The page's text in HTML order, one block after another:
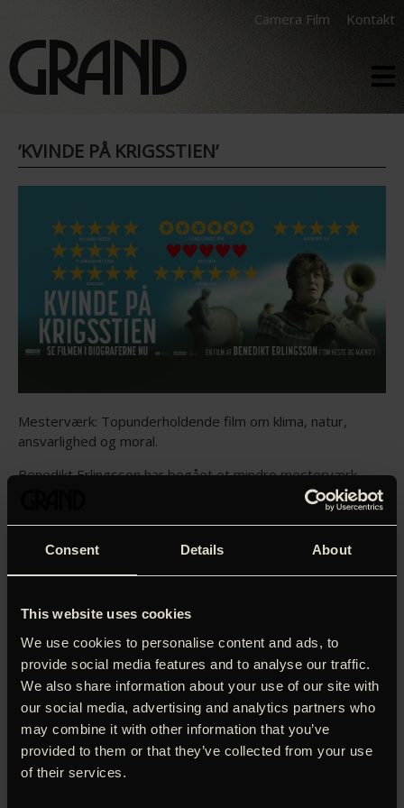
Consent Details About
This website uses cookies
We use cookies to personalise content and ads, to
provide social media features and to analyse our traffic.
We also share information about your use of our site with
our social media, advertising and analytics partners who
may combine it with other information that you’ve
provided to them or that they’ve collected from your use
of their services.
Camera Film Kontakt
’KVINDE PÅ KRIGSSTIEN’
Mesterværk: Topunderholdende film om klima, natur,
ansvarlighed og moral.
Benedikt Erlingsson har begået et mindre mesterværk.
‘ er del af Biografklub
Anmeldernes skriver bl.a.:
’Gennemført skøn film.’
’En klimakonfrontation fyldt med livgivende humor og
skønhed.’
Uffe Stormgaard, Cinemazone (6 stjerner)
’En livfuld, original og sjldent velskrevet folkekomedie af
den slags, jeg kun kan ønske mig flere af.’
Eini Carina, Politiken (5 hjerter)
’En både rørende, morsom og ofte regulært spændende